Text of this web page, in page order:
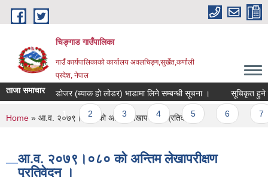
Skip to main content
चिङ्गाड गाउँपालिका
गाउँ कार्यपालिकाको कार्यालय अवलचिङ्ग,सुर्खेत,कर्णाली
प्रदेश, नेपाल
ताजा समाचारडोजर (ब्याक हो लोडर) भाडामा लिने सम्बन्धी सूचना । सूचिकृत हुने
Pages
1 2 3 4 5
You are here
Home » आ.व. २०७९।०८० को अन्तिम लेखापरीक्षण प्रतिवेदन ।
आ.व. २०७९।०८० को अन्तिम लेखापरीक्षण
प्रतिवेदन ।